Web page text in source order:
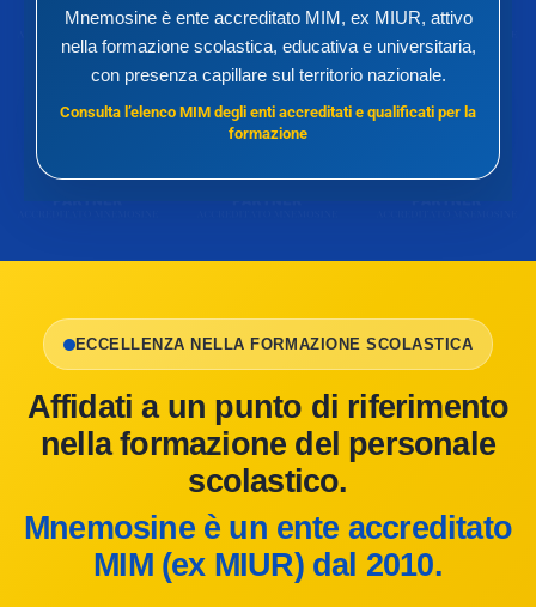
Mnemosine è ente accreditato MIM, ex MIUR, attivo
nella formazione scolastica, educativa e universitaria,
con presenza capillare sul territorio nazionale.
Consulta l’elenco MIM degli enti accreditati e qualificati per la
formazione
ECCELLENZA NELLA FORMAZIONE SCOLASTICA
Affidati a un punto di riferimento
nella formazione del personale
scolastico.
Mnemosine è un ente accreditato
MIM (ex MIUR) dal 2010.